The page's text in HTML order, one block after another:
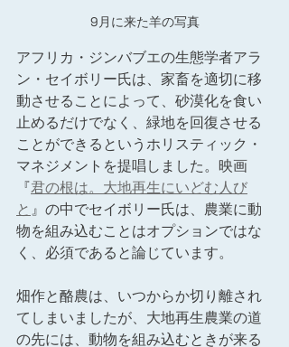
9月に来た羊の写真
アフリカ・ジンバブエの生態学者アラ
ン・セイボリー氏は、家畜を適切に移
動させることによって、砂漠化を食い
止めるだけでなく、緑地を回復させる
ことができるというホリスティック・
マネジメントを提唱しました。映画
『君の根は。大地再生にいどむ人び
と 』の中でセイボリー氏は、農業に動
物を組み込むことはオプションではな
く、必須であると論じています。
畑作と酪農は、いつからか切り離され
てしまいましたが、大地再生農業の道
の先には、動物を組み込むときが来る